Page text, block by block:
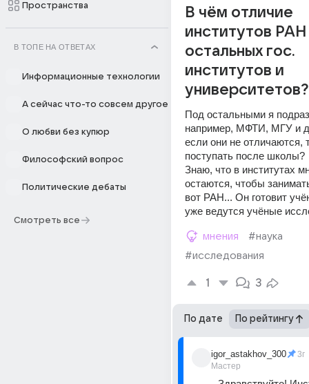
Пространства
В ТОПЕ НА ОТВЕТАХ
Информационные технологии
А сейчас что-то совсем другое
О любви без купюр
Философский вопрос
Политические дебаты
Смотреть все
В чём отличие
институтов РАН
остальных гос.
институтов и
университетов?
Под остальными я
например, МФТИ, МГУ и
если они не отличаются,
поступать после школы?
Знаю, что в институтах
остаются, чтобы
вот РАН... Он готовит
уже ведутся учёные
мнения
#наука
#исследования
1 3
По дате По рейтингу
igor_astakhov_300
Мастер
3г